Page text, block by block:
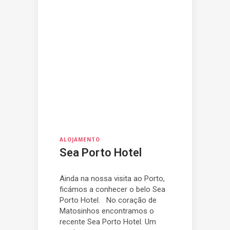
ALOJAMENTO
Sea Porto Hotel
Ainda na nossa visita ao Porto,
ficámos a conhecer o belo Sea
Porto Hotel. No coração de
Matosinhos encontramos o
recente Sea Porto Hotel. Um